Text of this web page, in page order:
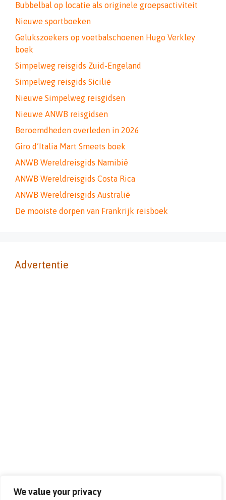
We value your privacy
Bubbelbal op locatie als originele groepsactiviteit
Nieuwe sportboeken
Gelukszoekers op voetbalschoenen Hugo Verkley
boek
Simpelweg reisgids Zuid-Engeland
Simpelweg reisgids Sicilië
Nieuwe Simpelweg reisgidsen
Nieuwe ANWB reisgidsen
Beroemdheden overleden in 2026
Giro d’Italia Mart Smeets boek
ANWB Wereldreisgids Namibië
ANWB Wereldreisgids Costa Rica
ANWB Wereldreisgids Australië
De mooiste dorpen van Frankrijk reisboek
Advertentie